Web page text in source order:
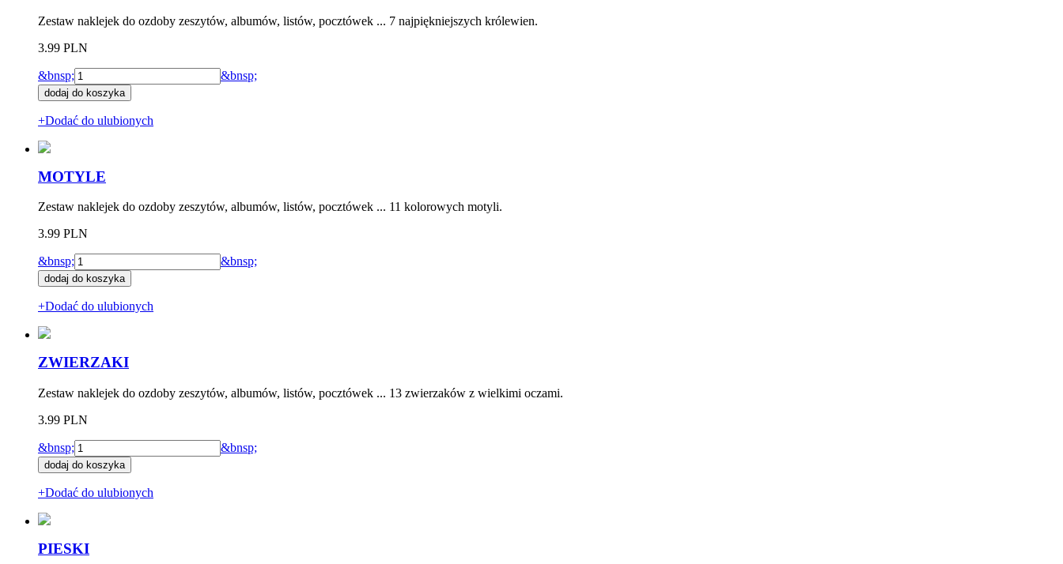
Zestaw naklejek do ozdoby zeszytów, albumów, listów, pocztówek ... 7 najpiękniejszych królewien.
3.99 PLN
&bnsp; &bnsp;
+Dodać do ulubionych
MOTYLE
Zestaw naklejek do ozdoby zeszytów, albumów, listów, pocztówek ... 11 kolorowych motyli.
3.99 PLN
&bnsp; &bnsp;
+Dodać do ulubionych
ZWIERZAKI
Zestaw naklejek do ozdoby zeszytów, albumów, listów, pocztówek ... 13 zwierzaków z wielkimi oczami.
3.99 PLN
&bnsp; &bnsp;
+Dodać do ulubionych
PIESKI